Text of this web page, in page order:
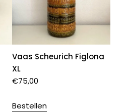
Vaas Scheurich Figlona
XL
€75,00
Bestellen